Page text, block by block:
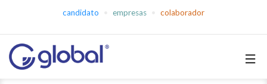
conteúdo
candidato empresas colaborador